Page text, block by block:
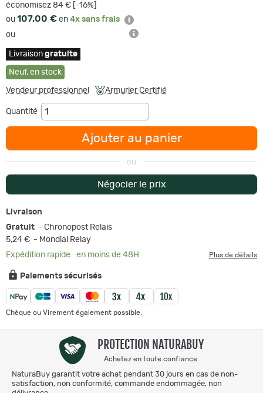
économisez 84 € [-16%]
ou 107,00 € en 4x sans frais
ou
Livraison gratuite
Neuf, en stock
Vendeur professionnel Armurier Certifié
Quantité
Ajouter au panier
ou
Négocier le prix
Livraison
Gratuit - Chronopost Relais
5,24 € - Mondial Relay
Expédition rapide : en moins de 48H
Plus de détails
Paiements sécurisés
Chèque ou Virement également possible.
PROTECTION NATURABUY
Achetez en toute confiance
NaturaBuy garantit votre achat pendant 30 jours en cas de non-
satisfaction, non conformité, commande endommagée, non